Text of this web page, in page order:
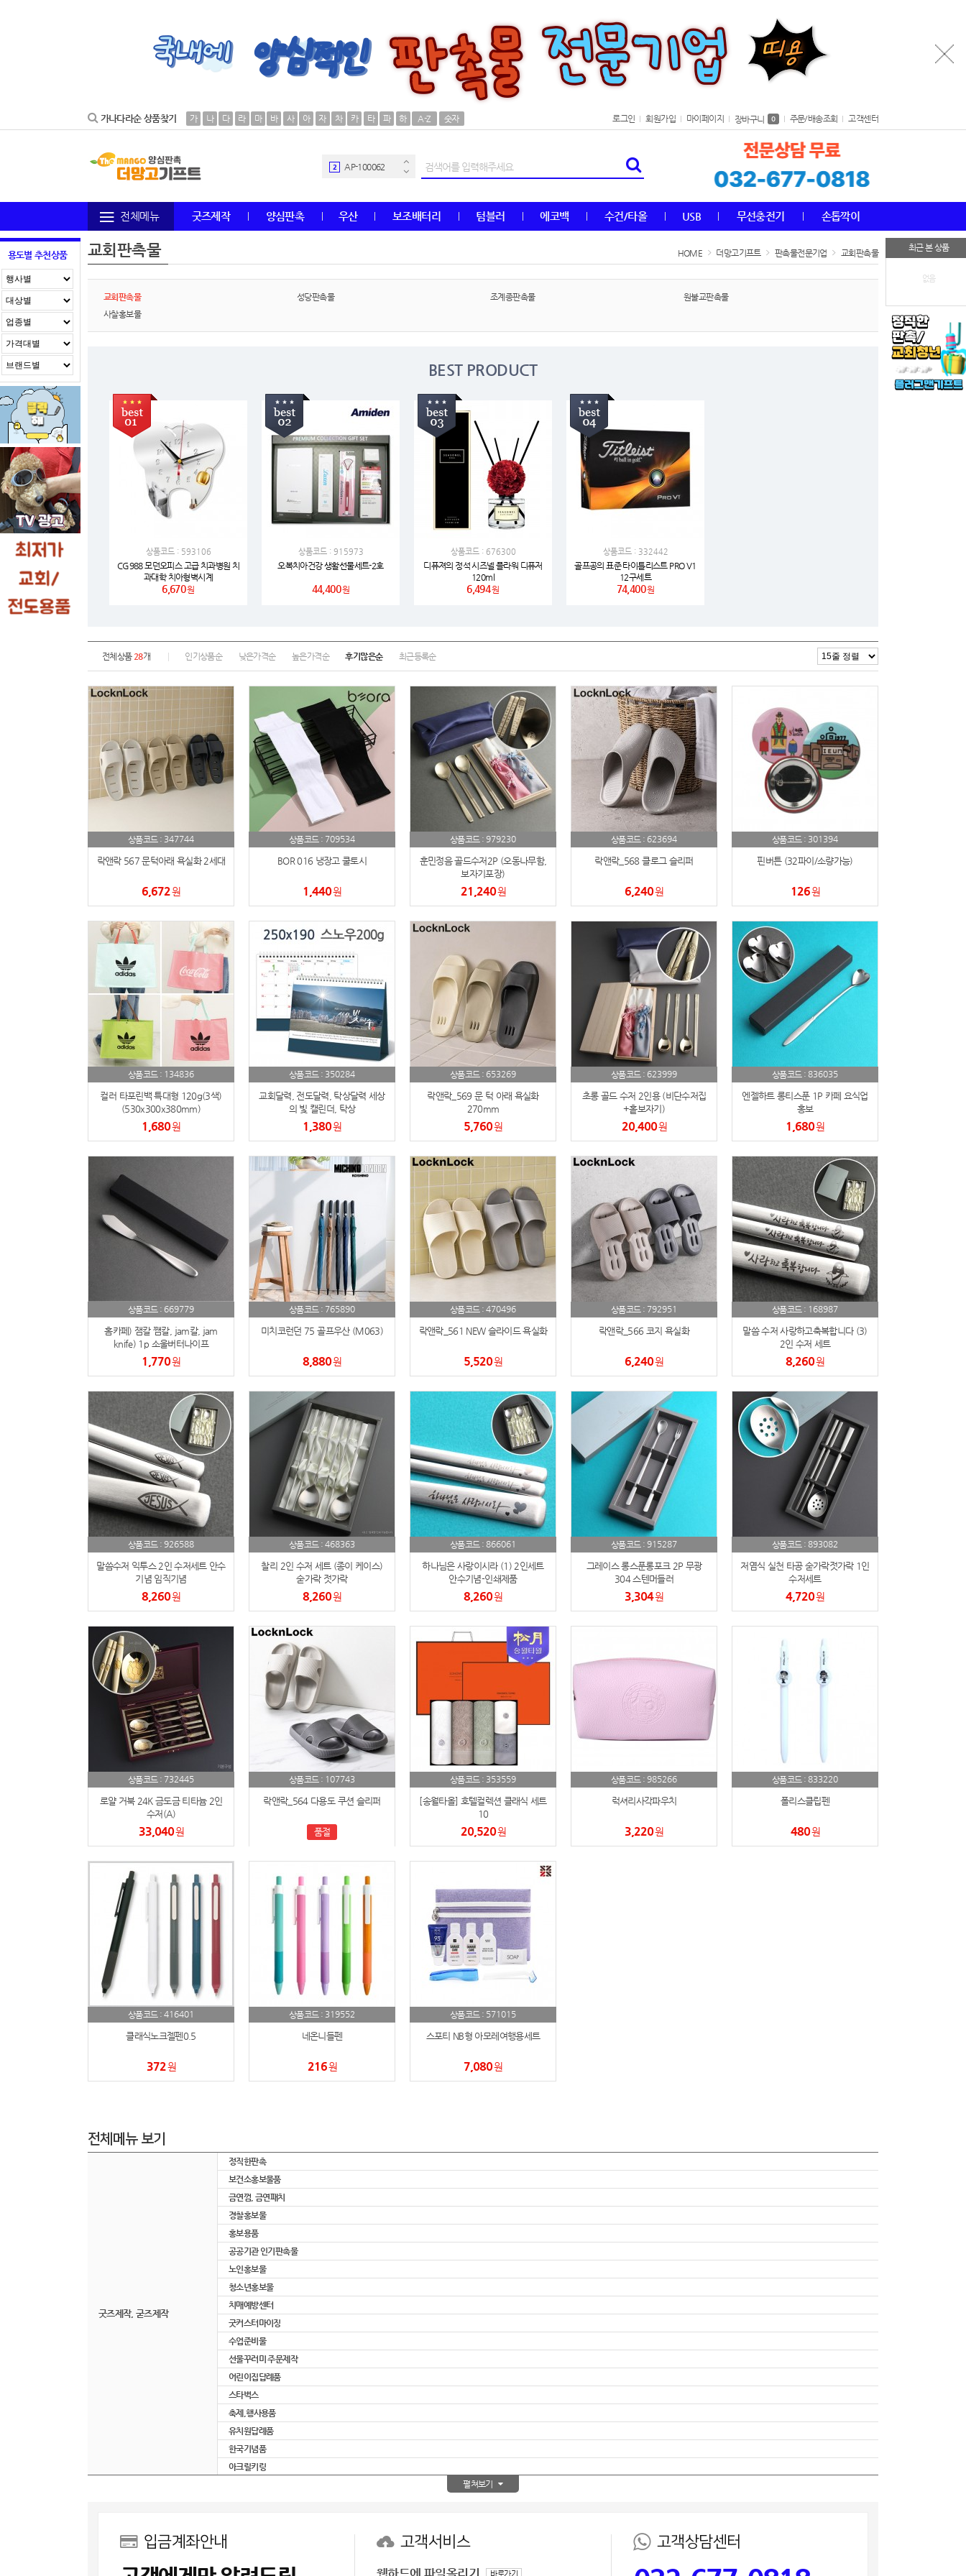
가나다라순 상품찾기 가 나 다 라 마 바 사 아 자 차 카 타 파 하 A-Z 숫자 로그인 회원가입 마이페이지 장바구니 0 주문/배송조회 고객센터
2 AP-100062
4 수건
볼펜
6
AP-100125
11 usb
보조배터리
13 송월타올
에코백
17 AP-100050
18 노트
19 스테들러
21
22 티슈
23 손톱
24 손톱깍이
25
보냉
27 AP-100052
28 AP-100150
29 AP-100084
AP-100106
1 우산
2 AP-100062
수건
5 볼펜
6 양심판촉
7 여행
8 텀블러
파우치
10
12 보조배터리
13 송월타올
14 에코백
15 AP-100025
구급
21 물티슈
22 티슈
23 손톱
보냉
전체메뉴 굿즈제작 양심판촉 우산 보조배터리 텀블러 에코백 수건/타올 USB 무선충전기 손톱깍이
용도별 추천상품
최근 본 상품
없음
교회판촉물 HOME 더망고기프트 판촉물전문기업 교회판촉물
교회판촉물 성당판촉물 조계종판촉물
원불교판촉물
사찰홍보물
BEST PRODUCT
상품코드 : 593106
CG988 모던오피스 고급 치과병원 치
과대학 치아형벽시계
6,670원
상품코드 : 915973
오복치아건강 생활선물세트-2호
44,400원
상품코드 : 676300
디퓨져의 정석 시즈넬 플라워 디퓨저
120ml
6,494원
상품코드 : 332442
골프공의 표준 타이틀리스트 PRO V1
12구세트
74,400원
전체상품 28개 인기상품순 낮은가격순 높은가격순 후기많은순 최근등록순
상품코드 : 347744
락앤락 567 문턱아래 욕실화 2세대
6,672원
상품코드 : 709534
BOR 016 냉장고 쿨토시
1,440원
상품코드 : 979230
훈민정음 골드수저2P (오동나무함,
보자기포장)
21,240원
상품코드 : 623694
락앤락_568 클로그 슬리퍼
6,240원
상품코드 : 301394
핀버튼 (32파이/소량가능)
126원
상품코드 : 134836
컬러 타포린백 특대형 120g(3색)
(530x300x380mm)
1,680원
상품코드 : 350284
교회달력, 전도달력, 탁상달력 세상
의 빛 캘린더, 탁상
1,380원
상품코드 : 653269
락앤락_569 문 턱 아래 욕실화
270mm
5,760원
상품코드 : 623999
초롱 골드 수저 2인용 (비단수저집
+홑보자기)
20,400원
상품코드 : 836035
엔젤하트 롱티스푼 1P 카페 요식업
홍보
1,680원
상품코드 : 669779
홈카페) 잼칼 쨈칼, jam칼, jam
knife) 1p 소울버터나이프
1,770원
상품코드 : 765890
미치코런던 75 골프우산 (M063)
8,880원
상품코드 : 470496
락앤락_561 NEW 슬라이드 욕실화
5,520원
상품코드 : 792951
락앤락_566 코지 욕실화
6,240원
상품코드 : 168987
말씀 수저 사랑하고축복합니다 (3)
2인 수저 세트
8,260원
상품코드 : 926588
말씀수저 익투스 2인 수저세트 안수
기념 임직기념
8,260원
상품코드 : 468363
찰리 2인 수저 세트 (종이 케이스)
숟가락 젓가락
8,260원
상품코드 : 866061
하나님은 사랑이시라 (1) 2인세트
안수기념-인쇄제품
8,260원
상품코드 : 915287
그레이스 롱스푼롱포크 2P 무광
304 스텐머들러
3,304원
상품코드 : 893082
저염식 실천 타공 숟가락젓가락 1인
수저세트
4,720원
상품코드 : 732445
로얄 거북 24K 금도금 티타늄 2인
수저(A)
33,040원
상품코드 : 107743
락앤락_564 다용도 쿠션 슬리퍼
품절
상품코드 : 353559
[송월타올] 호텔컬렉션 클래식 세트
10
20,520원
상품코드 : 985266
럭셔리사각파우치
3,220원
상품코드 : 833220
폴리스클립펜
480원
상품코드 : 416401
클래식노크젤펜0.5
372원
상품코드 : 319552
네온니들펜
216원
상품코드 : 571015
스포티 NB형 아모레여행용세트
7,080원
전체메뉴 보기
굿즈제작, 굳즈제작
정직한판촉
보건소홍보물품
금연껌, 금연패치
경찰홍보물
홍보용품
공공기관 인기판촉물
노인홍보물
청소년홍보물
치매예방센터
굿커스터마이징
수업준비물
선물꾸러미 주문제작
어린이집답례품
스타벅스
축제,행사용품
유치원답례품
한국기념품
아크릴키링
펼쳐보기
입금계좌안내 고객서비스
웹하드에 파일올리기
고객상담센터